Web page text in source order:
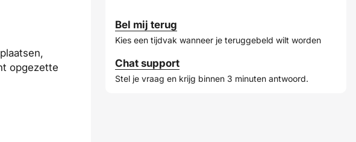
opgezette
Bel mij terug
Kies een tijdvak wanneer je teruggebeld wilt worden
Chat support
Stel je vraag en krijg binnen 3 minuten antwoord.